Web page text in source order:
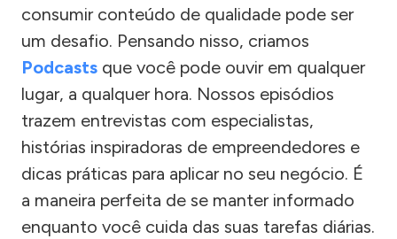
consumir conteúdo de qualidade pode ser
um desafio. Pensando nisso, criamos
Podcasts que você pode ouvir em qualquer
lugar, a qualquer hora. Nossos episódios
trazem entrevistas com especialistas,
histórias inspiradoras de empreendedores e
dicas práticas para aplicar no seu negócio. É
a maneira perfeita de se manter informado
enquanto você cuida das suas tarefas diárias.